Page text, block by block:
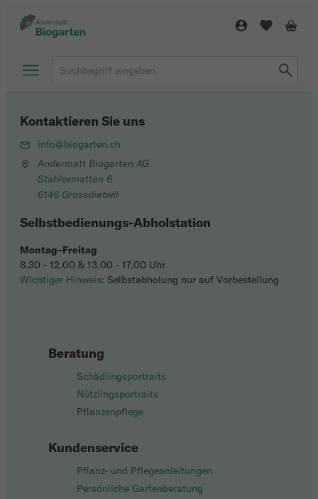
Beratung
Schädlingsportraits
Nützlingsportraits
Pflanzenpflege
Kundenservice
Pflanz- und Pflegeanleitungen
Persönliche Gartenberatung
Kontaktieren Sie uns
info@biogarten.ch
Andermatt Biogarten AG
Stahlermatten 6
6146 Grossdietwil
Selbstbedienungs-Abholstation
Montag–Freitag
8.30 - 12.00 & 13.00 - 17.00 Uhr
Wichtiger Hinweis: Selbstabholung nur auf Vorbestellung